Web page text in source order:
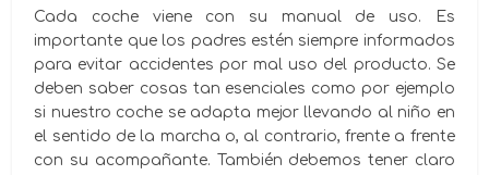
Cada coche viene con su manual de uso. Es
importante que los padres estén siempre informados
para evitar accidentes por mal uso del producto. Se
deben saber cosas tan esenciales como por ejemplo
si nuestro coche se adapta mejor llevando al niño en
el sentido de la marcha o, al contrario, frente a frente
con su acompañante. También debemos tener claro